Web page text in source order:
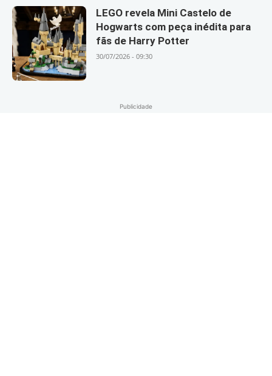
LEGO revela Mini Castelo de
Hogwarts com peça inédita para
fãs de Harry Potter
30/07/2026 - 09:30
Publicidade